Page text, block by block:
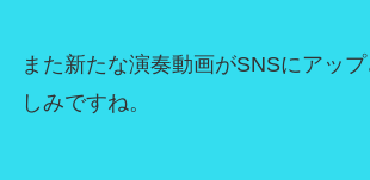
また新たな演奏動画がSNSにアッ
しみですね。